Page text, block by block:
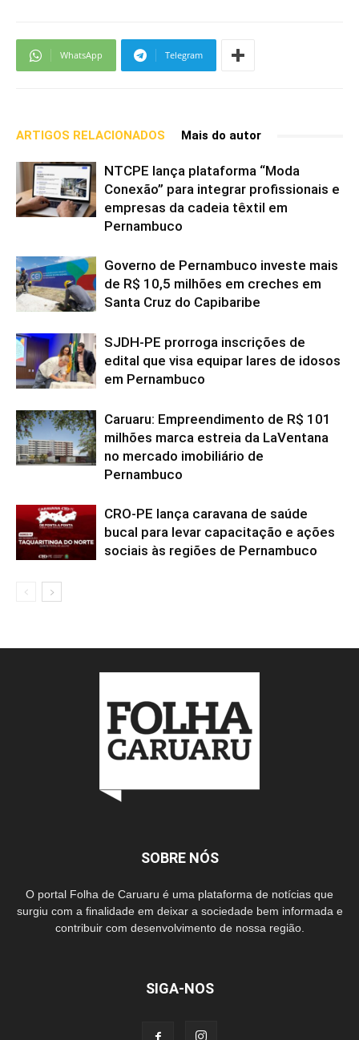
WhatsApp Telegram
ARTIGOS RELACIONADOS Mais do autor
NTCPE lança plataforma “Moda
Conexão” para integrar profissionais e
empresas da cadeia têxtil em
Pernambuco
Governo de Pernambuco investe mais
de R$ 10,5 milhões em creches em
Santa Cruz do Capibaribe
SJDH-PE prorroga inscrições de
edital que visa equipar lares de idosos
em Pernambuco
Caruaru: Empreendimento de R$ 101
milhões marca estreia da LaVentana
no mercado imobiliário de
Pernambuco
CRO-PE lança caravana de saúde
bucal para levar capacitação e ações
sociais às regiões de Pernambuco
SOBRE NÓS
O portal Folha de Caruaru é uma plataforma de notícias que
surgiu com a finalidade em deixar a sociedade bem informada e
contribuir com desenvolvimento de nossa região.
SIGA-NOS